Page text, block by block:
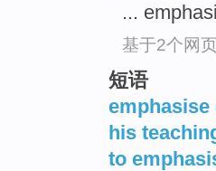
...
基于2个网页
短语
emphasise
his
to